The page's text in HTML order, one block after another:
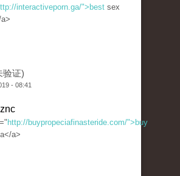
interactiveporn.ga/">best sex
验证)
- 08:41
http://buypropeciafinasteride.com/">buy
a>